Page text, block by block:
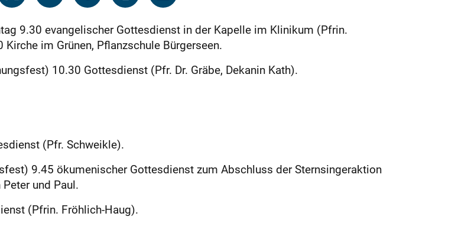
9.30 evangelischer Gottesdienst in der Kapelle im Klinikum (Pfrin.
im Grünen, Pflanzschule Bürgerseen.
10.30 Gottesdienst (Pfr. Dr. Gräbe, Dekanin Kath).
(Pfr. Schweikle).
9.45 ökumenischer Gottesdienst zum Abschluss der Sternsingeraktion
und Paul.
(Pfrin. Fröhlich-Haug).